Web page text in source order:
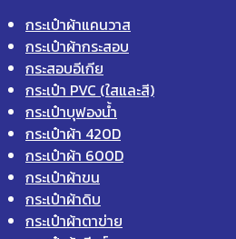
กระเป๋าผ้าแคนวาส
กระเป๋าผ้ากระสอบ
กระสอบอีเกีย
กระเป๋า PVC (ใสและสี)
กระเป๋าบุฟองน้ำ
กระเป๋าผ้า 420D
กระเป๋าผ้า 600D
กระเป๋าผ้าขน
กระเป๋าผ้าดิบ
กระเป๋าผ้าตาข่าย